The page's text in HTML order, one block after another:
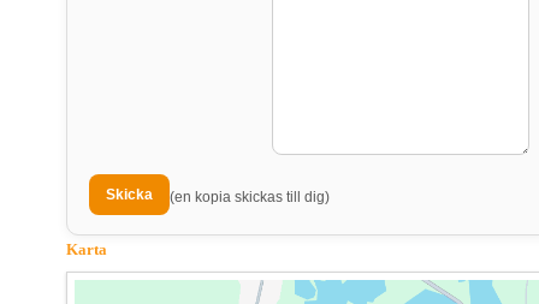
(en kopia skickas till dig)
Karta